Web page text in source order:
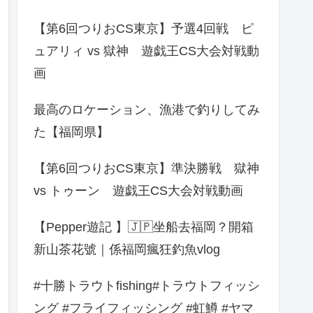
【第6回つりおCS東京】予選4回戦 ピ
ュアリィ vs 獄神 遊戯王CS大会対戦動
画
最高のロケーション、漁港で釣りしてみ
た【福岡県】
【第6回つりおCS東京】準決勝戦 獄神
vs トゥーン 遊戯王CS大会対戦動画
【Pepper遊記 】🇯🇵坐船去福岡？開箱
新山茶花號｜係福岡瘋狂釣魚vlog
#十勝トラウトfishing#トラウトフィッシ
ング #フライフィッシング #虹鱒 #ヤマ